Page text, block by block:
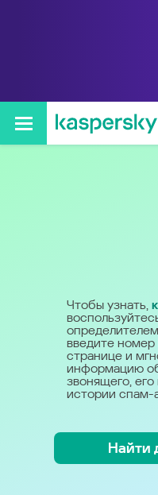
Кто
Чтобы узнать,
введите
странице и
информацию
звонящего,
истории спам-
Найти